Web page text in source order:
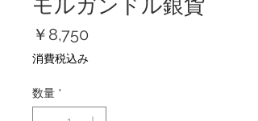
モルガンドル銀貨
￥8,750
消費税込み
数量 *